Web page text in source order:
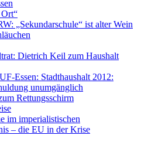
„Sekundarschule“ ist alter Wein
Dietrich Keil zum Haushalt
Essen: Stadthaushalt 2012:
unumgänglich
Rettungsschirm
im imperialistischen
– die EU in der Krise